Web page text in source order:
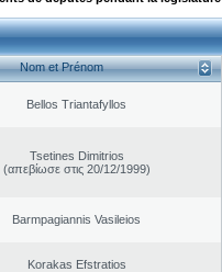
Nom et Prénom
Bellos Triantafyllos
Tsetines Dimitrios
(απεβίωσε στις 20/12/1999)
Barmpagiannis Vasileios
Korakas Efstratios